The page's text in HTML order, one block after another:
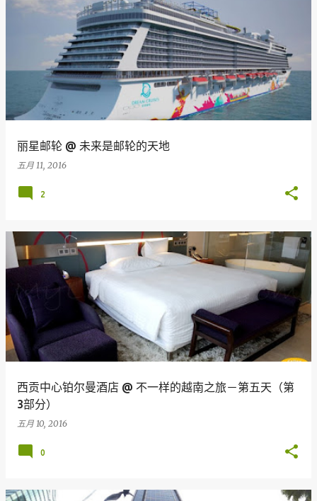
丽星邮轮 @ 未来是邮轮的天地
五月 11, 2016
2
西贡中心铂尔曼酒店 @ 不一样的越南之旅－第五天（第
3部分）
五月 10, 2016
0